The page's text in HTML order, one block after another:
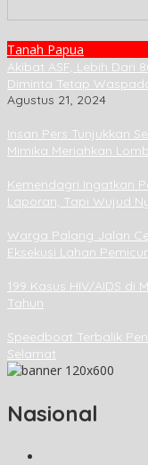
Tanah Papua
Akibat ASF, Lebih Dari
Diminta Tetap
Agustus 21, 2024
Insan Pers Tunjukkan
Mimika Meriahkan
Kemendagri Ingatkan
Laporan, Tapi Wujud
Warga Palang Jalan
Eksekusi Lahan
199 Kasus HIV/AIDS di
Tahun
Speedboat Terbalik
Selamat
Nasional